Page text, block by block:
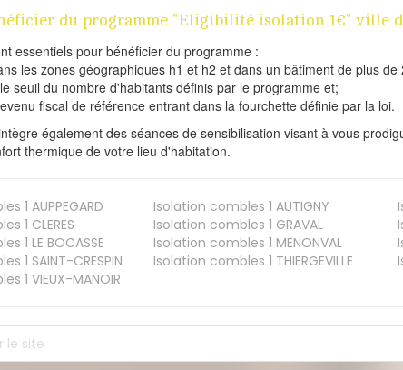
du programme "Eligibilité isolation 1€" ville
essentiels pour bénéficier du programme :
les zones géographiques h1 et h2 et dans un bâtiment de plus de
seuil du nombre d'habitants définis par le programme et;
fiscal de référence entrant dans la fourchette définie par la loi.
également des séances de sensibilisation visant à vous
thermique de votre lieu d'habitation.
1 AUPPEGARD Isolation combles 1 AUTIGNY
1 CLERES Isolation combles 1 GRAVAL
1 LE BOCASSE Isolation combles 1 MENONVAL
1 SAINT-CRESPIN Isolation combles 1 THIERGEVILLE
1 VIEUX-MANOIR